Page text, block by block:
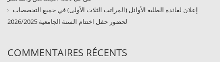
إعلان لفائدة الطلبة الأوائل (المراتب الثلاث الأولى) في جميع التخصصات
لحضور حفل اختتام السنة الجامعية 2026/2025
COMMENTAIRES RÉCENTS